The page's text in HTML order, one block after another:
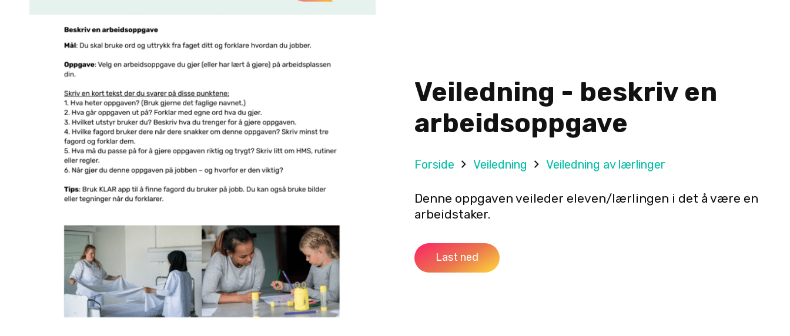
Veiledning - beskriv en
arbeidsoppgave
Forside Veiledning Veiledning av lærlinger
Denne oppgaven veileder eleven/lærlingen i det å være en
arbeidstaker.
Last ned